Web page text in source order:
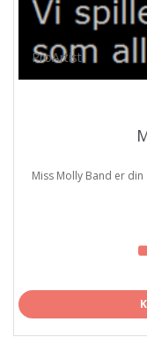
ProArtist
Miss Molly Band er